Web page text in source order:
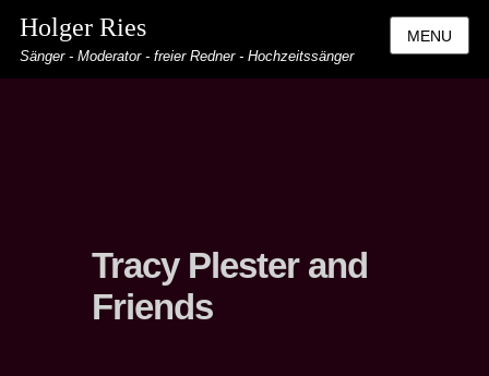
Holger Ries
Sänger - Moderator - freier Redner - Hochzeitssänger
MENU
Tracy Plester and
Friends